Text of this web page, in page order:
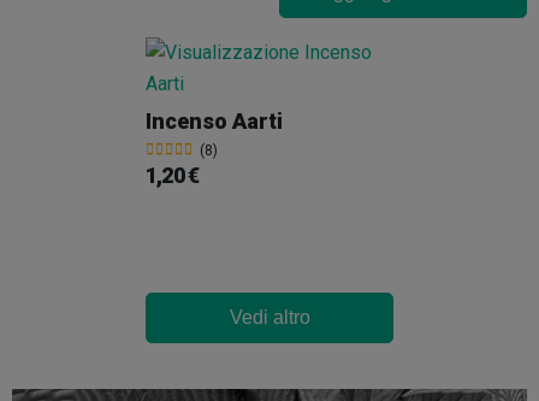
Incenso Aarti
(8)
1,20 €
Vedi altro